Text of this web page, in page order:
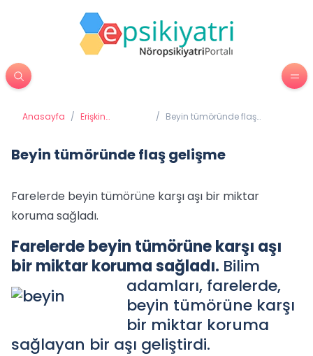
Anasayfa / Erişkin
/ Beyin tümöründe flaş
Beyin tümöründe flaş gelişme
Farelerde beyin tümörüne karşı aşı bir miktar
koruma sağladı.
Farelerde beyin tümörüne karşı aşı
bir miktar koruma sağladı. Bilim
adamları, farelerde,
beyin tümörüne karşı
bir miktar koruma
sağlayan bir aşı geliştirdi.